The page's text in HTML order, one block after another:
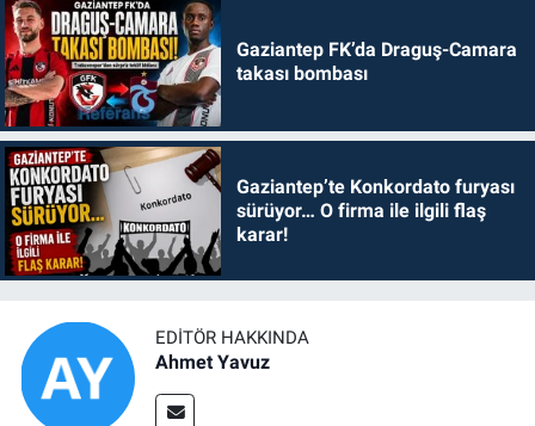
Gaziantep FK’da Draguş-Camara
takası bombası
Gaziantep’te Konkordato furyası
sürüyor… O firma ile ilgili flaş
karar!
EDITÖR HAKKINDA
Ahmet Yavuz